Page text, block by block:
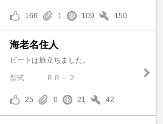
166 1 109 150
海老名住人
ビートは旅立ちました。
型式 ＲＲ－２
25 0 21 42